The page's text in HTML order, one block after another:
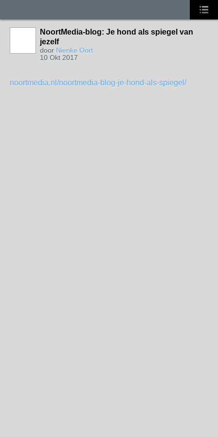
NoortMedia-blog: Je hond als spiegel van
jezelf
door Nienke Oort
10 Okt 2017
noortmedia.nl/noortmedia-blog-je-hond-als-spiegel/